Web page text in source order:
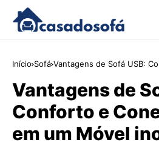
Início Sofá Vantagens de Sofá USB:
Vantagens de
Conforto e
em um Móvel